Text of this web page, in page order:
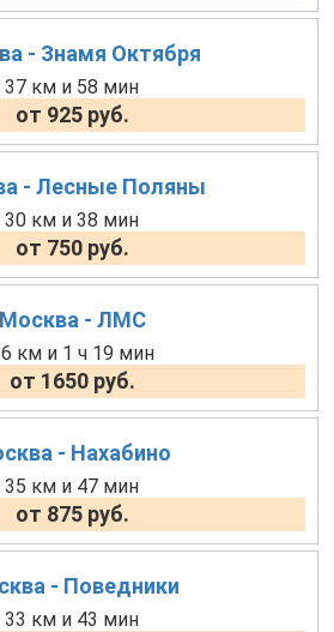
- Знамя Октября
37 км и 58 мин
от 925 руб.
- Лесные Поляны
30 км и 38 мин
от 750 руб.
Москва - ЛМС
км и 1 ч 19 мин
от 1650 руб.
- Нахабино
35 км и 47 мин
от 875 руб.
- Поведники
33 км и 43 мин